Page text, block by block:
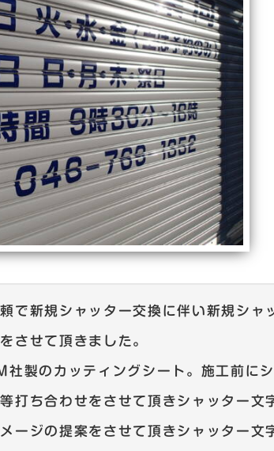
で新規シャッター交換に伴い新規シャ
させて頂きました。
製のカッティングシート。施工前にシ
打ち合わせをさせて頂きシャッター文
ージの提案をさせて頂きシャッター文